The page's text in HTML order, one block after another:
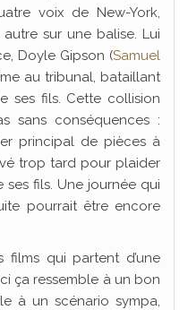
voix de New-York,
sur une balise. Lui
Doyle Gipson (Samuel
au tribunal, bataillant
ses fils. Cette collision
sans conséquences :
principal de pièces à
trop tard pour plaider
fils. Une journée qui
pourrait être encore
qui partent d’une
ça ressemble à un bon
à un scénario sympa,